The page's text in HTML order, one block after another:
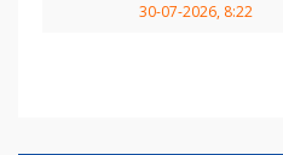
30-07-2026, 8:22